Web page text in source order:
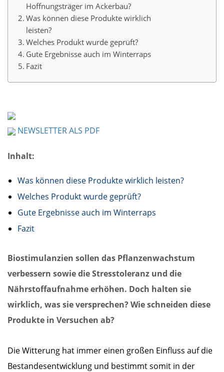
Hoffnungsträger im Ackerbau?
Was können diese Produkte wirklich
leisten?
Welches Produkt wurde geprüft?
Gute Ergebnisse auch im Winterraps
Fazit
NEWSLETTER ALS PDF
Inhalt:
Was können diese Produkte wirklich leisten?
Welches Produkt wurde geprüft?
Gute Ergebnisse auch im Winterraps
Fazit
Biostimulanzien sollen das Pflanzenwachstum
verbessern sowie die Stresstoleranz und die
Nährstoffaufnahme erhöhen. Doch halten sie
wirklich, was sie versprechen? Wie schneiden diese
Produkte in Versuchen ab?
Die Witterung hat immer einen großen Einfluss auf die
Bestandesentwicklung und bestimmt somit in der